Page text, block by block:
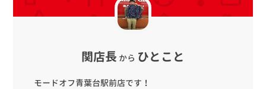
関店長 から ひとこと
モードオフ青葉台駅前店です！